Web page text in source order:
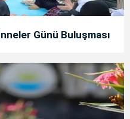
Günü Buluşması